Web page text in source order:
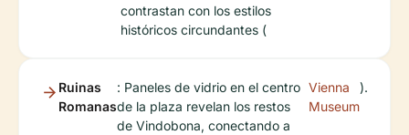
contrastan con los estilos
históricos circundantes (
Ruinas
Romanas
: Paneles de vidrio en el centro
de la plaza revelan los restos
de Vindobona, conectando a
Vienna
Museum
).